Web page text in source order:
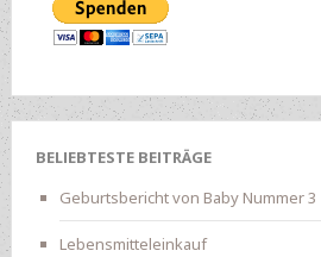
BELIEBTESTE BEITRÄGE
Geburtsbericht von Baby Nummer 3
Lebensmitteleinkauf